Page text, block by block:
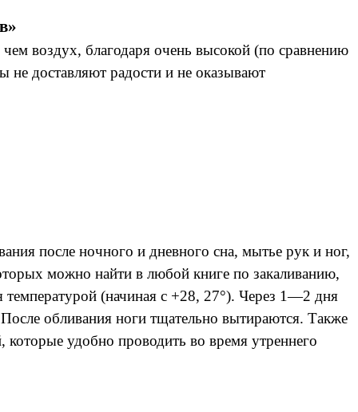
воздух, благодаря очень высокой (по сравнению
не доставляют радости и не оказывают
после ночного и дневного сна, мытье рук и ног,
можно найти в любой книге по закаливанию,
(начиная с +28, 27°). Через 1—2 дня
обливания ноги тщательно вытираются. Также
удобно проводить во время утреннего